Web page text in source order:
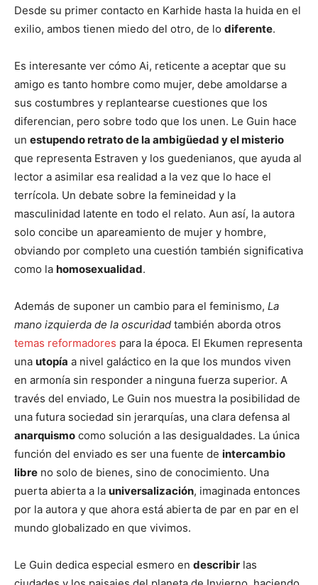
Desde su primer contacto en Karhide hasta la huida en el
exilio, ambos tienen miedo del otro, de lo diferente.
Es interesante ver cómo Ai, reticente a aceptar que su
amigo es tanto hombre como mujer, debe amoldarse a
sus costumbres y replantearse cuestiones que los
diferencian, pero sobre todo que los unen. Le Guin hace
un estupendo retrato de la ambigüedad y el misterio
que representa Estraven y los guedenianos, que ayuda al
lector a asimilar esa realidad a la vez que lo hace el
terrícola. Un debate sobre la femineidad y la
masculinidad latente en todo el relato. Aun así, la autora
solo concibe un apareamiento de mujer y hombre,
obviando por completo una cuestión también significativa
como la homosexualidad.
Además de suponer un cambio para el feminismo, La
mano izquierda de la oscuridad también aborda otros
temas reformadores para la época. El Ekumen representa
una utopía a nivel galáctico en la que los mundos viven
en armonía sin responder a ninguna fuerza superior. A
través del enviado, Le Guin nos muestra la posibilidad de
una futura sociedad sin jerarquías, una clara defensa al
anarquismo como solución a las desigualdades. La única
función del enviado es ser una fuente de intercambio
libre no solo de bienes, sino de conocimiento. Una
puerta abierta a la universalización, imaginada entonces
por la autora y que ahora está abierta de par en par en el
mundo globalizado en que vivimos.
Le Guin dedica especial esmero en describir las